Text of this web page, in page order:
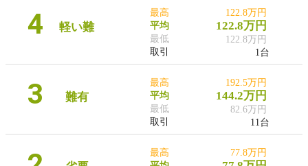
4 軽い難
最高
平均
最低
取引
122.8万円
122.8万円
122.8万円
1台
3 難有
最高
平均
最低
取引
192.5万円
144.2万円
82.6万円
11台
最高
77.8万円